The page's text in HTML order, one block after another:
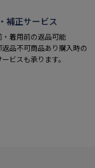
補正サービス
・着用前の返品可能
品不可商品あり購入時の
ビスも承ります。